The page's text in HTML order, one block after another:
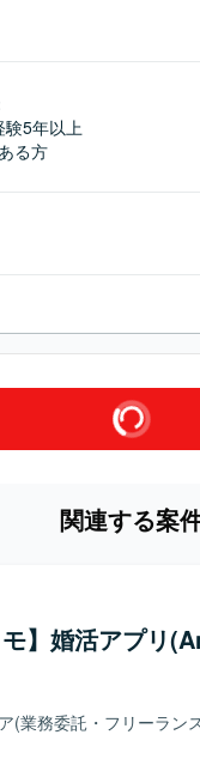
験5年以上
る方
関連する案
】婚活アプリ
(業務委託・フリーラン